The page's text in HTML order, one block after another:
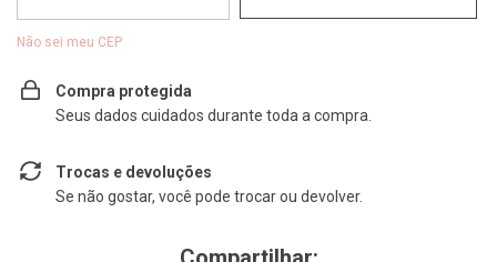
Não sei meu CEP
Compra protegida
Seus dados cuidados durante toda a compra.
Trocas e devoluções
Se não gostar, você pode trocar ou devolver.